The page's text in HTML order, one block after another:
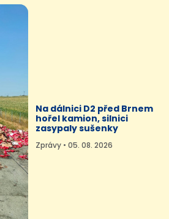
Na dálnici D2 před Brnem
hořel kamion, silnici
zasypaly sušenky
Zprávy • 05. 08. 2026